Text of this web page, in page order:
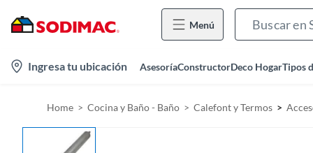
Menú
Ingresa tu ubicación AsesoríaConstructorDeco HogarTipos
Home Cocina y Baño - Baño Calefont y Termos